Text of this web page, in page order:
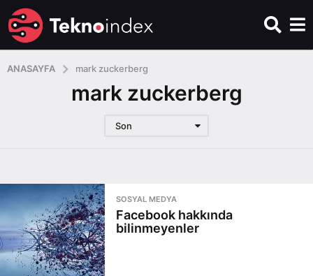
ANASAYFA mark zuckerberg
mark zuckerberg
Son
SOSYAL MEDYA
Facebook hakkında
bilinmeyenler